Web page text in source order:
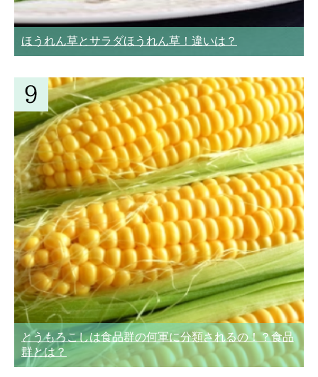
ほうれん草とサラダほうれん草！違いは？
とうもろこしは食品群の何軍に分類されるの！？食品
群とは？